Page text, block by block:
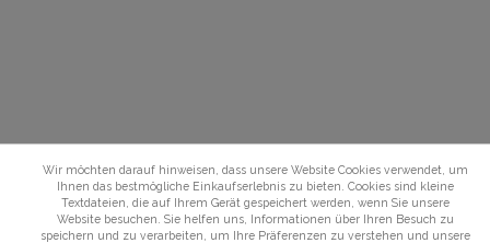
Wir möchten darauf hinweisen, dass unsere Website Cookies verwendet, um
Ihnen das bestmögliche Einkaufserlebnis zu bieten. Cookies sind kleine
Textdateien, die auf Ihrem Gerät gespeichert werden, wenn Sie unsere
Website besuchen. Sie helfen uns, Informationen über Ihren Besuch zu
speichern und zu verarbeiten, um Ihre Präferenzen zu verstehen und unsere